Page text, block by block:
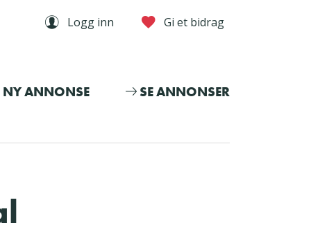
Logg inn Gi et bidrag
NY ANNONSE SE ANNONSER